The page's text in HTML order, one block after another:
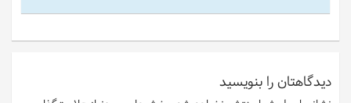
دیدگاهتان را بنویسید